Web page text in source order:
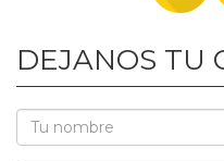
DEJANOS TU